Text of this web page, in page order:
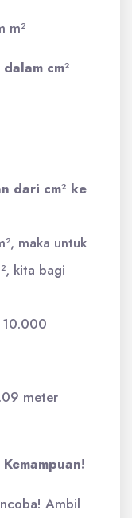
m²
cm²
dari cm² ke
maka untuk
kita bagi
meter
Ambil